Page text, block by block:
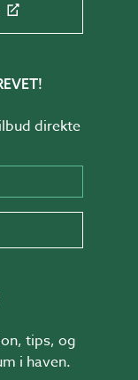
direkte
tips, og
i haven.